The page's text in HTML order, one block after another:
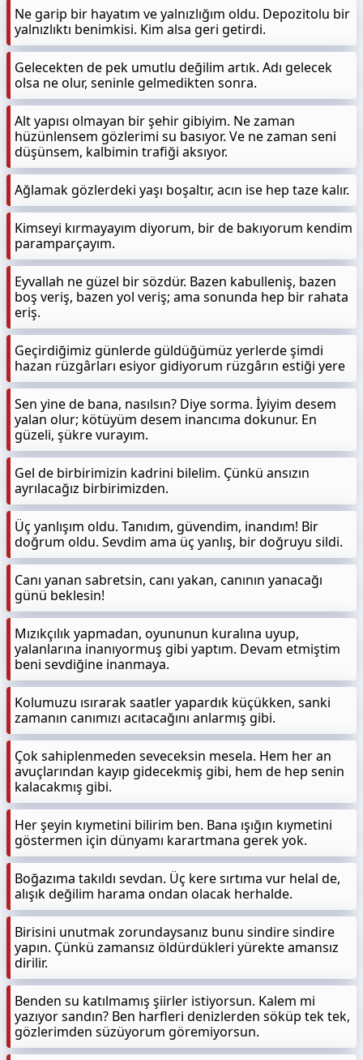
Ne garip bir hayatım ve yalnızlığım oldu. Depozitolu bir
yalnızlıktı benimkisi. Kim alsa geri getirdi.
Gelecekten de pek umutlu değilim artık. Adı gelecek
olsa ne olur, seninle gelmedikten sonra.
Alt yapısı olmayan bir şehir gibiyim. Ne zaman
hüzünlensem gözlerimi su basıyor. Ve ne zaman seni
düşünsem, kalbimin trafiği aksıyor.
Ağlamak gözlerdeki yaşı boşaltır, acın ise hep taze kalır.
Kimseyi kırmayayım diyorum, bir de bakıyorum kendim
paramparçayım.
Eyvallah ne güzel bir sözdür. Bazen kabulleniş, bazen
boş veriş, bazen yol veriş; ama sonunda hep bir rahata
eriş.
Geçirdiğimiz günlerde güldüğümüz yerlerde şimdi
hazan rüzgârları esiyor gidiyorum rüzgârın estiği yere
Sen yine de bana, nasılsın? Diye sorma. İyiyim desem
yalan olur; kötüyüm desem inancıma dokunur. En
güzeli, şükre vurayım.
Gel de birbirimizin kadrini bilelim. Çünkü ansızın
ayrılacağız birbirimizden.
Üç yanlışım oldu. Tanıdım, güvendim, inandım! Bir
doğrum oldu. Sevdim ama üç yanlış, bir doğruyu sildi.
Canı yanan sabretsin, canı yakan, canının yanacağı
günü beklesin!
Mızıkçılık yapmadan, oyununun kuralına uyup,
yalanlarına inanıyormuş gibi yaptım. Devam etmiştim
beni sevdiğine inanmaya.
Kolumuzu ısırarak saatler yapardık küçükken, sanki
zamanın canımızı acıtacağını anlarmış gibi.
Çok sahiplenmeden seveceksin mesela. Hem her an
avuçlarından kayıp gidecekmiş gibi, hem de hep senin
kalacakmış gibi.
Her şeyin kıymetini bilirim ben. Bana ışığın kıymetini
göstermen için dünyamı karartmana gerek yok.
Boğazıma takıldı sevdan. Üç kere sırtıma vur helal de,
alışık değilim harama ondan olacak herhalde.
Birisini unutmak zorundaysanız bunu sindire sindire
yapın. Çünkü zamansız öldürdükleri yürekte amansız
dirilir.
Benden su katılmamış şiirler istiyorsun. Kalem mi
yazıyor sandın? Ben harfleri denizlerden söküp tek tek,
gözlerimden süzüyorum göremiyorsun.